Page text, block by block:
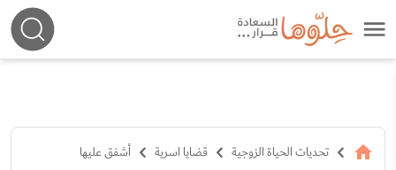
تحديات الحياة الزوجية قضايا اسرية أشفق عليها